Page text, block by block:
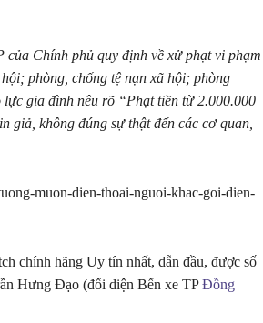
Chính phủ quy định về xử phạt vi phạm
phòng, chống tệ nạn xã hội; phòng
gia đình nêu rõ “Phạt tiền từ 2.000.000
giả, không đúng sự thật đến các cơ quan,
muon-dien-thoai-nguoi-khac-goi-dien-
chính hãng Uy tín nhất, dẫn đầu, được số
Hưng Đạo (đối diện Bến xe TPĐồng